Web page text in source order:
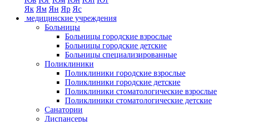
Як Ям Ян Яр Яс
медицинские учреждения
Больницы
Больницы городские взрослые
Больницы городские детские
Больницы специализированные
Поликлиники
Поликлиники городские взрослые
Поликлиники городские детские
Поликлиники стоматологические взрослые
Поликлиники стоматологические детские
Санатории
Диспансеры